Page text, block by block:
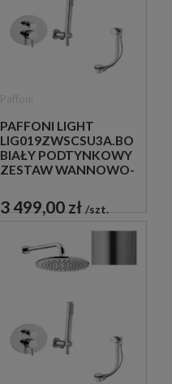
PAFFONI LIGHT
LIG019ZWSCSU3A.BO
BIAŁY PODTYNKOWY
ZESTAW WANNOWO-
NAPEŁNIANIEM
PRZEZ PRZELEW
3 499,00 zł szt.